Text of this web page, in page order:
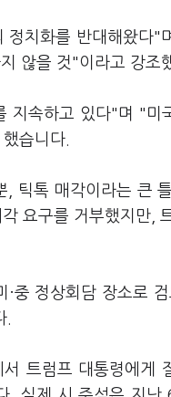
치화를 반대해왔다"
않을 것"이라고 강조
속하고 있다"며 "미
습니다.
틱톡 매각이라는 큰
요구를 거부했지만,
중 정상회담 장소로
.
트럼프 대통령에게